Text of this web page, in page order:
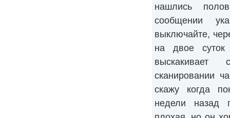
нашлись
сообщении
выключайте,
на двое
сканировании
скажу когда
недели назад